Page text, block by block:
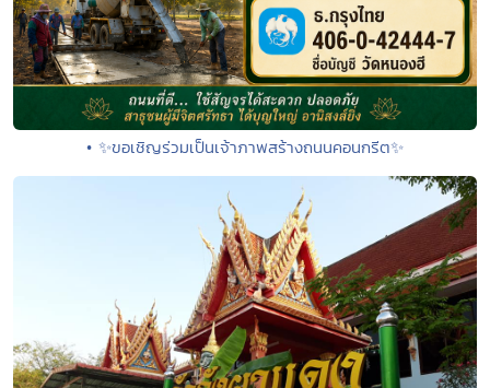
• ✨ขอเชิญร่วมเป็นเจ้าภาพสร้างถนนคอนกรีต✨